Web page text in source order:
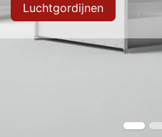
Luchtgordijnen